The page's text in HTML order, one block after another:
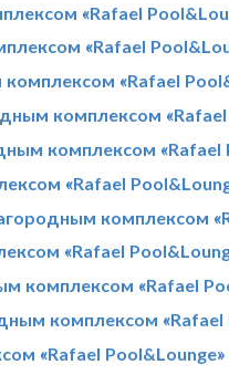
«Rafael
«Rafael
«Rafael
комплексом «Rafael
комплексом «Rafael
«Rafael
комплексом
«Rafael
комплексом «Rafael
комплексом «Rafael
«Rafael Pool&Lounge»